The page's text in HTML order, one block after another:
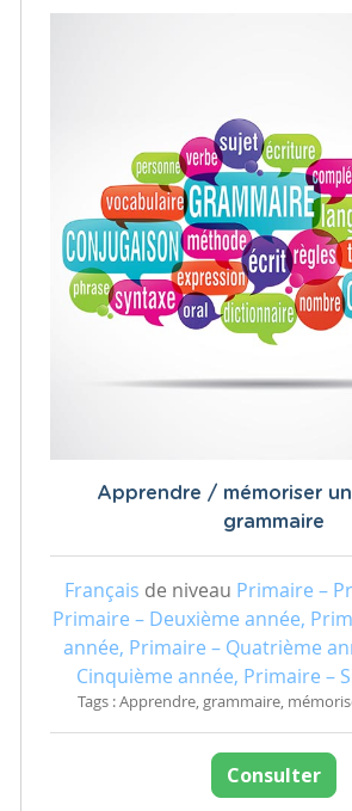
Apprendre / mémoriser
grammaire
Français de niveau Primaire –
Primaire – Deuxième année,
année, Primaire – Quatrième
Cinquième année, Primaire –
Tags : Apprendre, grammaire,
Consulter